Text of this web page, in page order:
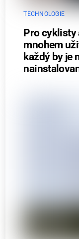
TECHNOLOGIE
Pro cyklisty
mnohem
každý by je